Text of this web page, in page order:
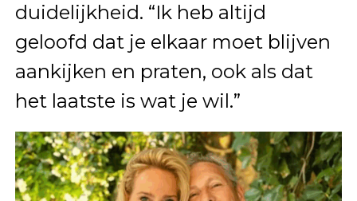
duidelijkheid. “Ik heb altijd
geloofd dat je elkaar moet blijven
aankijken en praten, ook als dat
het laatste is wat je wil.”